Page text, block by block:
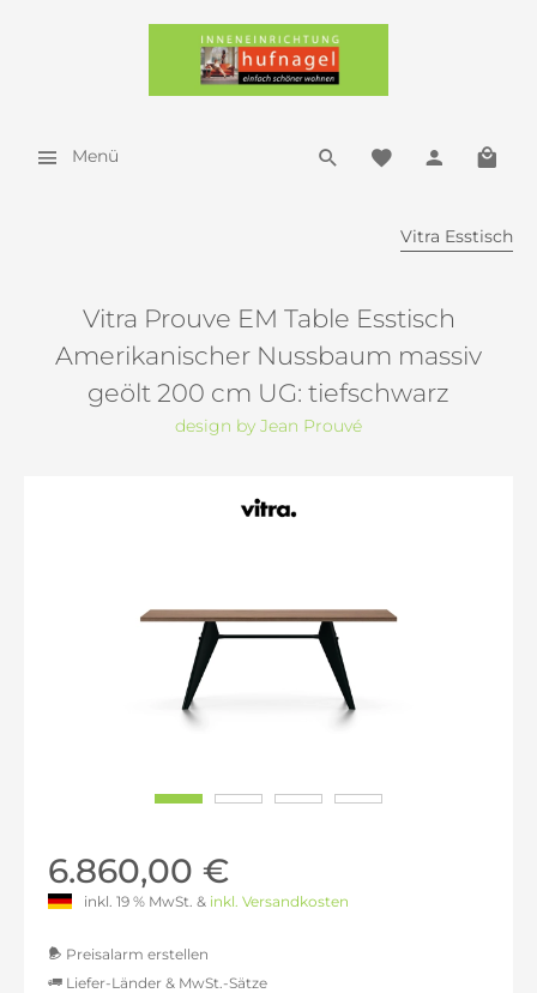
Menü
Vitra Esstisch
Vitra Prouve EM Table Esstisch
Amerikanischer Nussbaum massiv
geölt 200 cm UG: tiefschwarz
design by Jean Prouvé
6.860,00 €
inkl. 19 % MwSt. & inkl. Versandkosten
Preisalarm erstellen
Liefer-Länder & MwSt.-Sätze